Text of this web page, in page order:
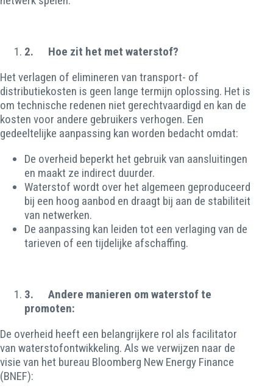
2. Hoe zit het met waterstof?
Het verlagen of elimineren van transport- of
distributiekosten is geen lange termijn oplossing. Het is
om technische redenen niet gerechtvaardigd en kan de
kosten voor andere gebruikers verhogen. Een
gedeeltelijke aanpassing kan worden bedacht omdat:
De overheid beperkt het gebruik van aansluitingen
en maakt ze indirect duurder.
Waterstof wordt over het algemeen geproduceerd
bij een hoog aanbod en draagt bij aan de stabiliteit
van netwerken.
De aanpassing kan leiden tot een verlaging van de
tarieven of een tijdelijke afschaffing.
3. Andere manieren om waterstof te
promoten:
De overheid heeft een belangrijkere rol als facilitator
van waterstofontwikkeling. Als we verwijzen naar de
visie van het bureau Bloomberg New Energy Finance
(BNEF):